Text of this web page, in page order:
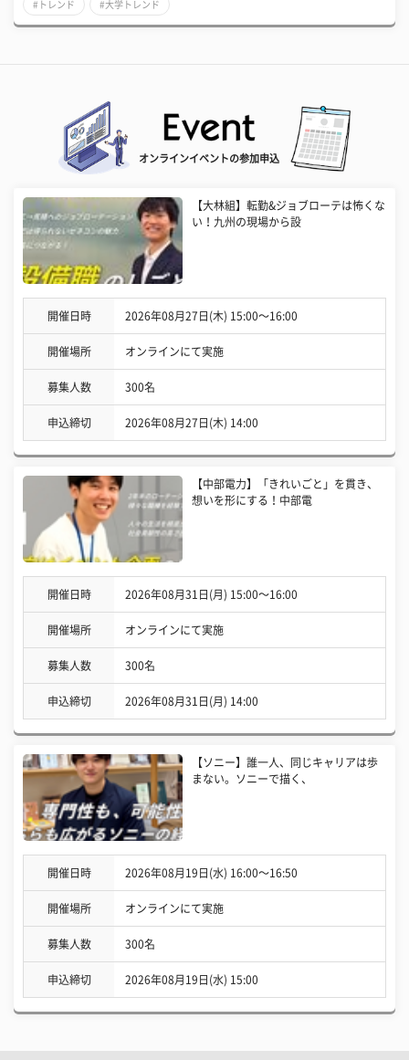
#トレンド #大学トレンド
オンラインイベントの参加申込
【大林組】転勤&ジョブローテは怖くな
い！九州の現場から設
開催日時 2026年08月27日(木) 15:00〜16:00
開催場所 オンラインにて実施
募集人数 300名
申込締切 2026年08月27日(木) 14:00
【中部電力】「きれいごと」を貫き、
想いを形にする！中部電
開催日時 2026年08月31日(月) 15:00〜16:00
開催場所 オンラインにて実施
募集人数 300名
申込締切 2026年08月31日(月) 14:00
【ソニー】誰一人、同じキャリアは歩
まない。ソニーで描く、
開催日時 2026年08月19日(水) 16:00〜16:50
開催場所 オンラインにて実施
募集人数 300名
申込締切 2026年08月19日(水) 15:00